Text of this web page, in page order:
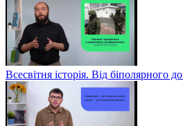
Всесвітня історія. Від біполярного